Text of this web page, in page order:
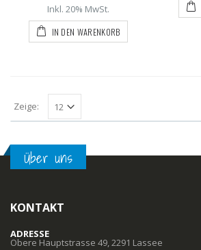
Inkl. 20% MwSt.
IN DEN WARENKORB
Zeige:
Über uns
KONTAKT
ADRESSE
Obere Hauptstrasse 49, 2291 Lassee